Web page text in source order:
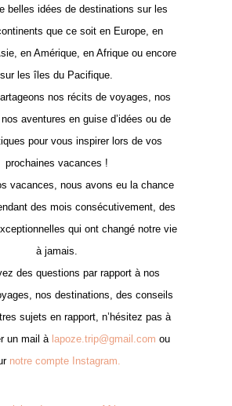
belles idées de destinations sur les
que ce soit en Europe, en
en Amérique, en Afrique ou encore
sur les îles du Pacifique.
nos récits de voyages, nos
aventures en guise d’idées ou de
pour vous inspirer lors de vos
prochaines vacances !
vacances, nous avons eu la chance
des mois consécutivement, des
qui ont changé notre vie
à jamais.
des questions par rapport à nos
nos destinations, des conseils
sujets en rapport, n’hésitez pas à
un mail à lapoze.trip@gmail.com ou
notre compte Instagram.